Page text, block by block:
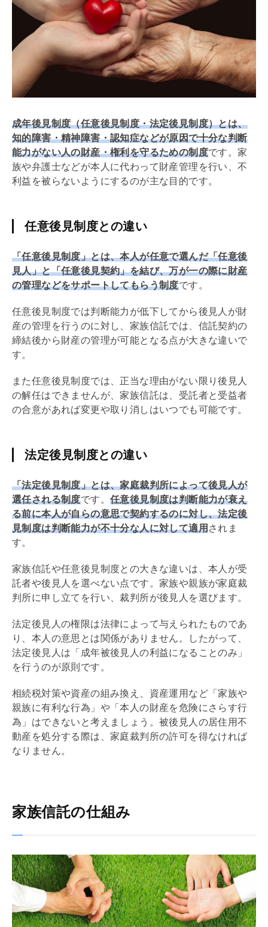
成年後見制度（任意後見制度・法定後見制度）とは、
知的障害・精神障害・認知症などが原因で十分な判断
能力がない人の財産・権利を守るための制度です。家
族や弁護士などが本人に代わって財産管理を行い、不
利益を被らないようにするのが主な目的です。
任意後見制度との違い
「任意後見制度」とは、本人が任意で選んだ「任意後
見人」と「任意後見契約」を結び、万が一の際に財産
の管理などをサポートしてもらう制度です。
任意後見制度では判断能力が低下してから後見人が財
産の管理を行うのに対し、家族信託では、信託契約の
締結後から財産の管理が可能となる点が大きな違いで
す。
また任意後見制度では、正当な理由がない限り後見人
の解任はできませんが、家族信託は、受託者と受益者
の合意があれば変更や取り消しはいつでも可能です。
法定後見制度との違い
「法定後見制度」とは、家庭裁判所によって後見人が
選任される制度です。任意後見制度は判断能力が衰え
る前に本人が自らの意思で契約するのに対し、法定後
見制度は判断能力が不十分な人に対して適用されま
す。
家族信託や任意後見制度との大きな違いは、本人が受
託者や後見人を選べない点です。家族や親族が家庭裁
判所に申し立てを行い、裁判所が後見人を選びます。
法定後見人の権限は法律によって与えられたものであ
り、本人の意思とは関係がありません。したがって、
法定後見人は「成年被後見人の利益になることのみ」
を行うのが原則です。
相続税対策や資産の組み換え、資産運用など「家族や
親族に有利な行為」や「本人の財産を危険にさらす行
為」はできないと考えましょう。被後見人の居住用不
動産を処分する際は、家庭裁判所の許可を得なければ
なりません。
家族信託の仕組み